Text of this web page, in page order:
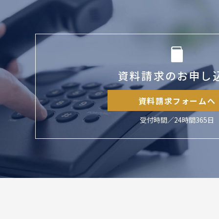
資料請求のお申し
資料請求フォームへ
受付時間／24時間365日